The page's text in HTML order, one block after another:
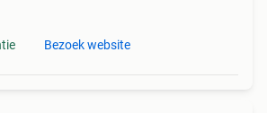
Bezoek website